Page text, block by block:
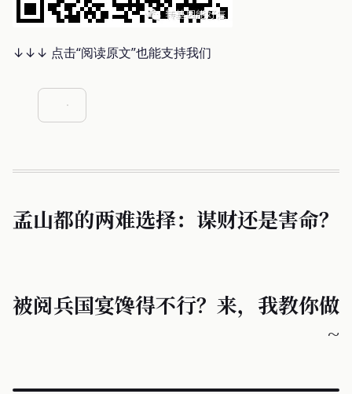
↓↓↓ 点击“阅读原文”也能支持我们
孟山都的两难选择：谋财还是害命？
被阅兵国宴馋得不行？来，我教你做
~